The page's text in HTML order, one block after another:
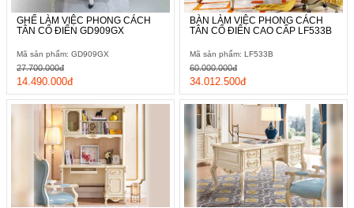
GHẾ LÀM VIỆC PHONG CÁCH
TÂN CỔ ĐIỂN GD909GX
Mã sản phẩm: GD909GX
14.490.000đ
27.700.000đ
BÀN LÀM VIỆC PHONG CÁCH
TÂN CỔ ĐIỂN CAO CẤP LF533B
Mã sản phẩm: LF533B
34.012.500đ
60.000.000đ